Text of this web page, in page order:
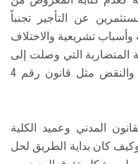
عن التأجير تجنباً
وأسباب تشريعية والاختلاف
المتضاربة التي وصلت إلى
قمة السلم القضائي) بين الدستورية والنقض مثل قانون رقم 4
المدني وعميد الكلية
إلى قانون رقم 4 لسنة 1996 وكيف كان بداية الطريق لحل